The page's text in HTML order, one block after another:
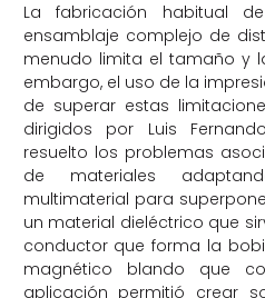
La fabricación habitual
ensamblaje complejo de
menudo limita el tamaño y
embargo, el uso de la
de superar estas
dirigidos por Luis
resuelto los problemas
de materiales
multimaterial para
un material dieléctrico que
conductor que forma la
magnético blando que
aplicación permitió crear